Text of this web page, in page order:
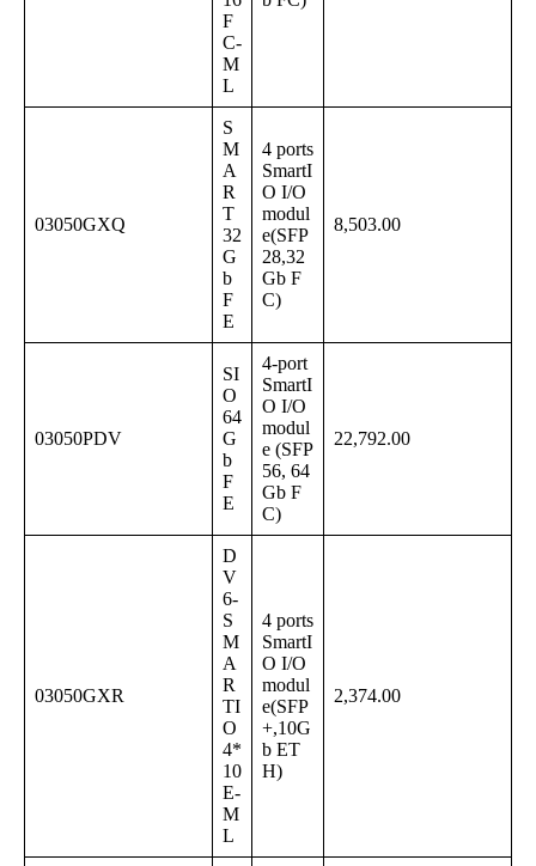
F
C-
M
L
03050GXQ
S
M
A
R
T
32
G
b
F
E
4 ports
SmartI
O I/O
modul
e(SFP
28,32
Gb F
C)
8,503.00
03050PDV
SI
O
64
G
b
F
E
4-port
SmartI
O I/O
modul
e (SFP
56, 64
Gb F
C)
22,792.00
03050GXR
D
V
6-
S
M
A
R
TI
O
4*
10
E-
M
L
4 ports
SmartI
O I/O
modul
e(SFP
+,10G
b ET
H)
2,374.00